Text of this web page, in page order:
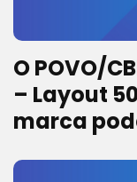
O POVO/
– Layout
marca